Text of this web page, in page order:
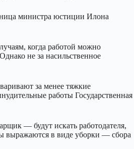
министра юстиции Илона
когда работой можно
не за насильственное
за менее тяжкие
работы Государственная
— будут искать работодателя,
выражаются в виде уборки — сбора